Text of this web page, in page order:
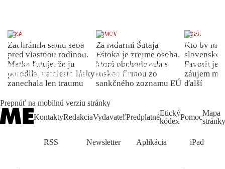
ŽENA
Zachránila samu seba
pred vlastnou rodinou.
Matka ľutuje, že ju
porodila, namiesto lásky
zanechala len traumu
DOMOV
Za radarmi Šutaja
Eštoka je zrejme osoba,
ktorá obchodovala s
ruskou firmou zo
sankčného zoznamu EÚ
INDEX
Kto by
slovenské
Favorit je
záujem
ďalší
Prepnúť na mobilnú verziu stránky
KontaktyRedakciaVydavateľPredplatnéEtický
kódexPomocMapa
stránky
RSS Newsletter Aplikácia iPad